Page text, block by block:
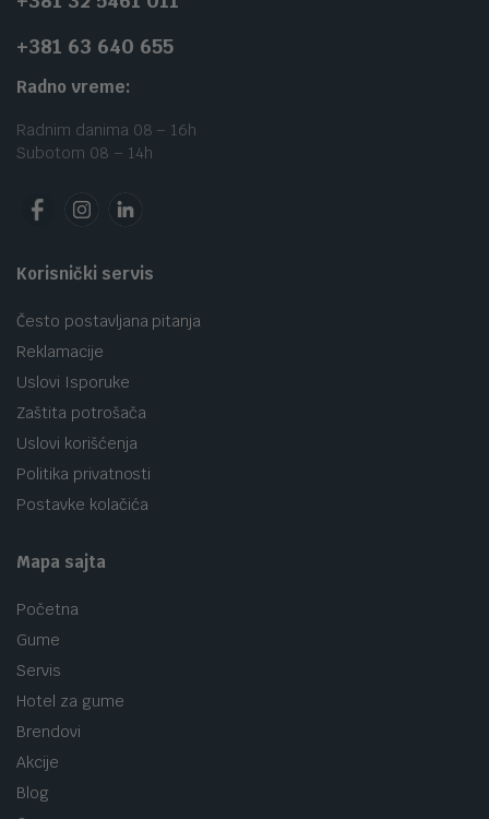
+381 63 640 655
Radno vreme:
Radnim danima 08 – 16h
Subotom 08 – 14h
Korisnički servis
Često postavljana pitanja
Reklamacije
Uslovi Isporuke
Zaštita potrošača
Uslovi korišćenja
Politika privatnosti
Postavke kolačića
Mapa sajta
Početna
Gume
Servis
Hotel za gume
Brendovi
Akcije
Blog